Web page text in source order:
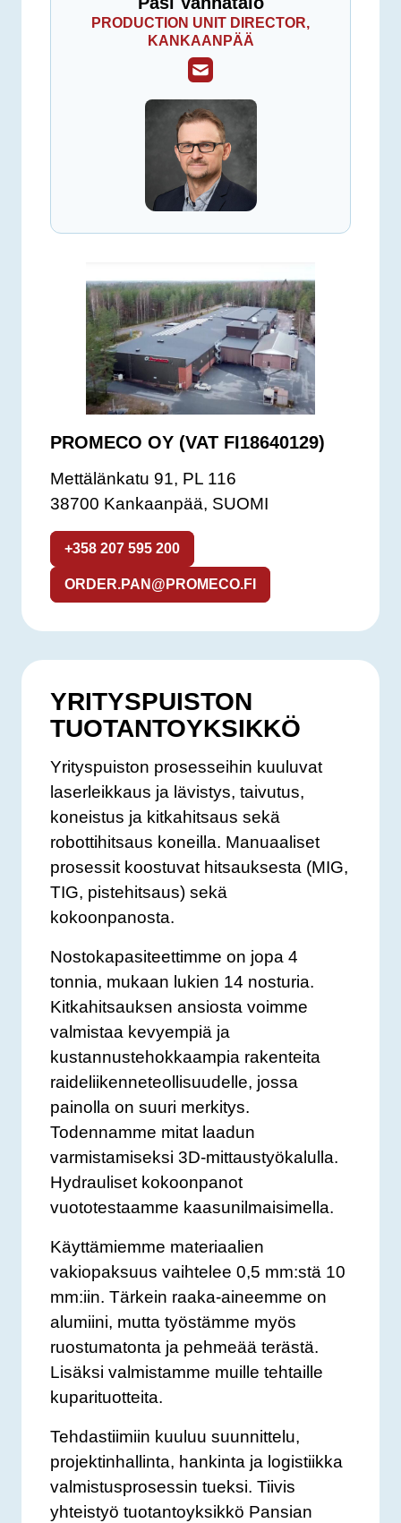
PRODUCTION UNIT DIRECTOR,
KANKAANPÄÄ
PROMECO OY (VAT FI18640129)
Mettälänkatu 91, PL 116
38700 Kankaanpää, SUOMI
+358 207 595 200
ORDER.PAN@PROMECO.FI
YRITYSPUISTON
TUOTANTOYKSIKKÖ
Yrityspuiston prosesseihin kuuluvat
laserleikkaus ja lävistys, taivutus,
koneistus ja kitkahitsaus sekä
robottihitsaus koneilla. Manuaaliset
prosessit koostuvat hitsauksesta (MIG,
TIG, pistehitsaus) sekä
kokoonpanosta.
Nostokapasiteettimme on jopa 4
tonnia, mukaan lukien 14 nosturia.
Kitkahitsauksen ansiosta voimme
valmistaa kevyempiä ja
kustannustehokkaampia rakenteita
raideliikenneteollisuudelle, jossa
painolla on suuri merkitys.
Todennamme mitat laadun
varmistamiseksi 3D-mittaustyökalulla.
Hydrauliset kokoonpanot
vuototestaamme kaasunilmaisimella.
Käyttämiemme materiaalien
vakiopaksuus vaihtelee 0,5 mm:stä 10
mm:iin. Tärkein raaka-aineemme on
alumiini, mutta työstämme myös
ruostumatonta ja pehmeää terästä.
Lisäksi valmistamme muille tehtaille
kuparituotteita.
Tehdastiimiin kuuluu suunnittelu,
projektinhallinta, hankinta ja logistiikka
valmistusprosessin tueksi. Tiivis
yhteistyö tuotantoyksikkö Pansian